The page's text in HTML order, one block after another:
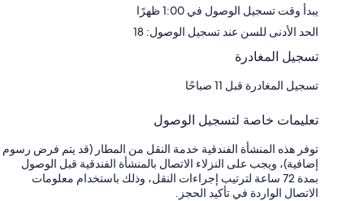
يبدأ وقت تسجيل الوصول في 1:00 ظهرًا
الحد الأدنى للسن عند تسجيل الوصول: 18
تسجيل المغادرة
تسجيل المغادرة قبل 11 صباحًا
تعليمات خاصة لتسجيل الوصول
توفر هذه المنشأة الفندقية خدمة النقل من المطار (قد يتم فرض رسوم
إضافية)، ويجب على النزلاء الاتصال بالمنشأة الفندقية قبل الوصول
بمدة 72 ساعة لترتيب إجراءات النقل، وذلك باستخدام معلومات
الاتصال الواردة في تأكيد الحجز.